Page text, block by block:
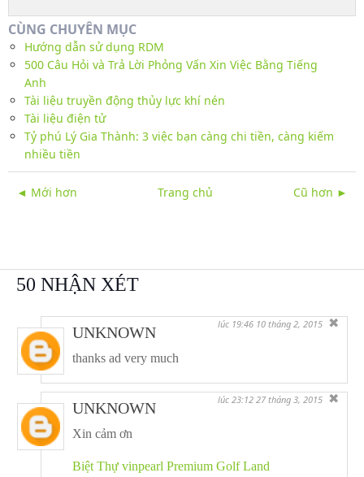
CÙNG CHUYÊN MỤC
Hướng dẫn sử dụng RDM
500 Câu Hỏi và Trả Lời Phỏng Vấn Xin Việc Bằng Tiếng
Anh
Tài liệu truyền động thủy lực khí nén
Tài liệu điện tử
Tỷ phú Lý Gia Thành: 3 việc bạn càng chi tiền, càng kiếm
nhiều tiền
◄ Mới hơn Cũ hơn ►
Trang chủ
50 NHẬN XÉT
UNKNOWN lúc 19:46 10 tháng 2, 2015 ✖
thanks ad very much
UNKNOWN lúc 23:12 27 tháng 3, 2015 ✖
Xin cảm ơn
Biệt Thự vinpearl Premium Golf Land